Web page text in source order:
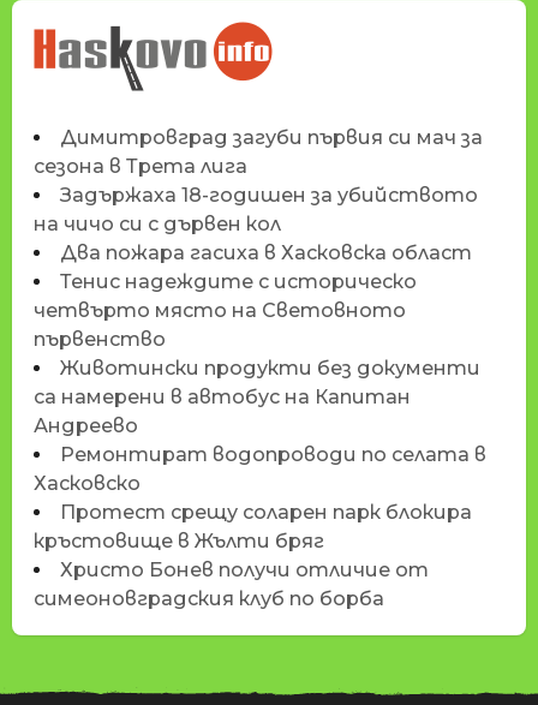
НОВИНИТЕ НА
HASKOVO.INFO
Димитровград загуби първия си мач за
сезона в Трета лига
Задържаха 18-годишен за убийството
на чичо си с дървен кол
Два пожара гасиха в Хасковска област
Тенис надеждите с историческо
четвърто място на Световното
първенство
Животински продукти без документи
са намерени в автобус на Капитан
Андреево
Ремонтират водопроводи по селата в
Хасковско
Протест срещу соларен парк блокира
кръстовище в Жълти бряг
Христо Бонев получи отличие от
симеоновградския клуб по борба